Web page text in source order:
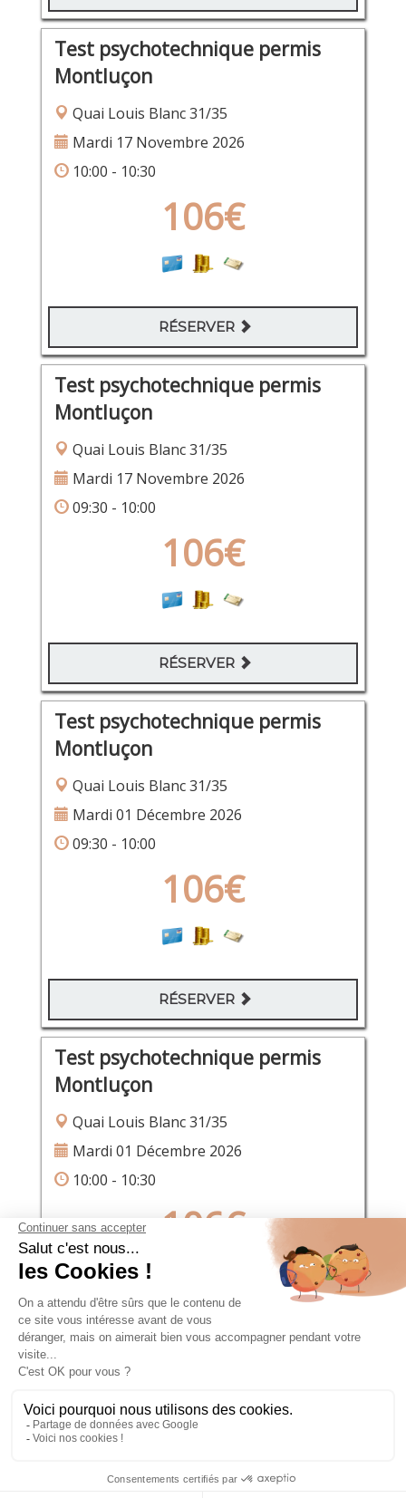
Test psychotechnique permis
Montluçon
Quai Louis Blanc 31/35
Mardi 17 Novembre 2026
10:00 - 10:30
106€
RÉSERVER
Test psychotechnique permis
Montluçon
Quai Louis Blanc 31/35
Mardi 17 Novembre 2026
09:30 - 10:00
106€
RÉSERVER
Test psychotechnique permis
Montluçon
Quai Louis Blanc 31/35
Mardi 01 Décembre 2026
09:30 - 10:00
106€
RÉSERVER
Test psychotechnique permis
Montluçon
Quai Louis Blanc 31/35
Mardi 01 Décembre 2026
10:00 - 10:30
106€
RÉSERVER
CGU
COPYRIGHT © 2026 AAC NUMÉRIQUE SASU TOUS